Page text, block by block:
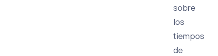
sobre
los
tiempos
de